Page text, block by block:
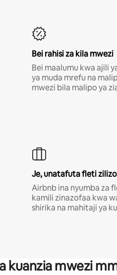
Bei rahisi za kila mwezi
Bei maalumu kwa ajili
ya muda mrefu na
mwezi bila malipo ya
Je, unatafuta fleti
Airbnb ina nyumba za
kamili zinazofaa kwa
shirika na mahitaji ya
kuanzia mwezi